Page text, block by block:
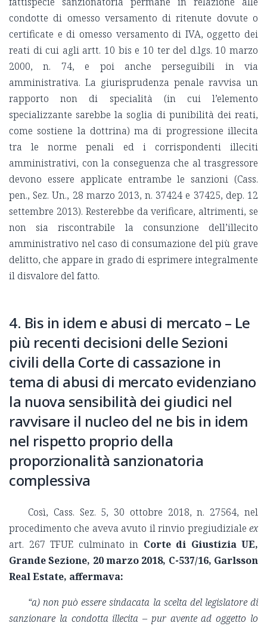
condotte di omesso versamento di ritenute dovute o
certificate e di omesso versamento di IVA, oggetto dei
reati di cui agli artt. 10 bis e 10 ter del d.lgs. 10 marzo
2000, n. 74, e poi anche perseguibili in via
amministrativa. La giurisprudenza penale ravvisa un
rapporto non di specialità (in cui l’elemento
specializzante sarebbe la soglia di punibilità dei reati,
come sostiene la dottrina) ma di progressione illecita
tra le norme penali ed i corrispondenti illeciti
amministrativi, con la conseguenza che al trasgressore
devono essere applicate entrambe le sanzioni (Cass.
pen., Sez. Un., 28 marzo 2013, n. 37424 e 37425, dep. 12
settembre 2013). Resterebbe da verificare, altrimenti, se
non sia riscontrabile la consunzione dell’illecito
amministrativo nel caso di consumazione del più grave
delitto, che appare in grado di esprimere integralmente
il disvalore del fatto.
4. Bis in idem e abusi di mercato – Le
più recenti decisioni delle Sezioni
civili della Corte di cassazione in
tema di abusi di mercato evidenziano
la nuova sensibilità dei giudici nel
ravvisare il nucleo del ne bis in idem
nel rispetto proprio della
proporzionalità sanzionatoria
complessiva
Così, Cass. Sez. 5, 30 ottobre 2018, n. 27564, nel
procedimento che aveva avuto il rinvio pregiudiziale ex
art. 267 TFUE culminato in Corte di Giustizia UE,
Grande Sezione, 20 marzo 2018, C-537/16, Garlsson
Real Estate, affermava:
“a) non può essere sindacata la scelta del legislatore di
sanzionare la condotta illecita – pur avente ad oggetto lo